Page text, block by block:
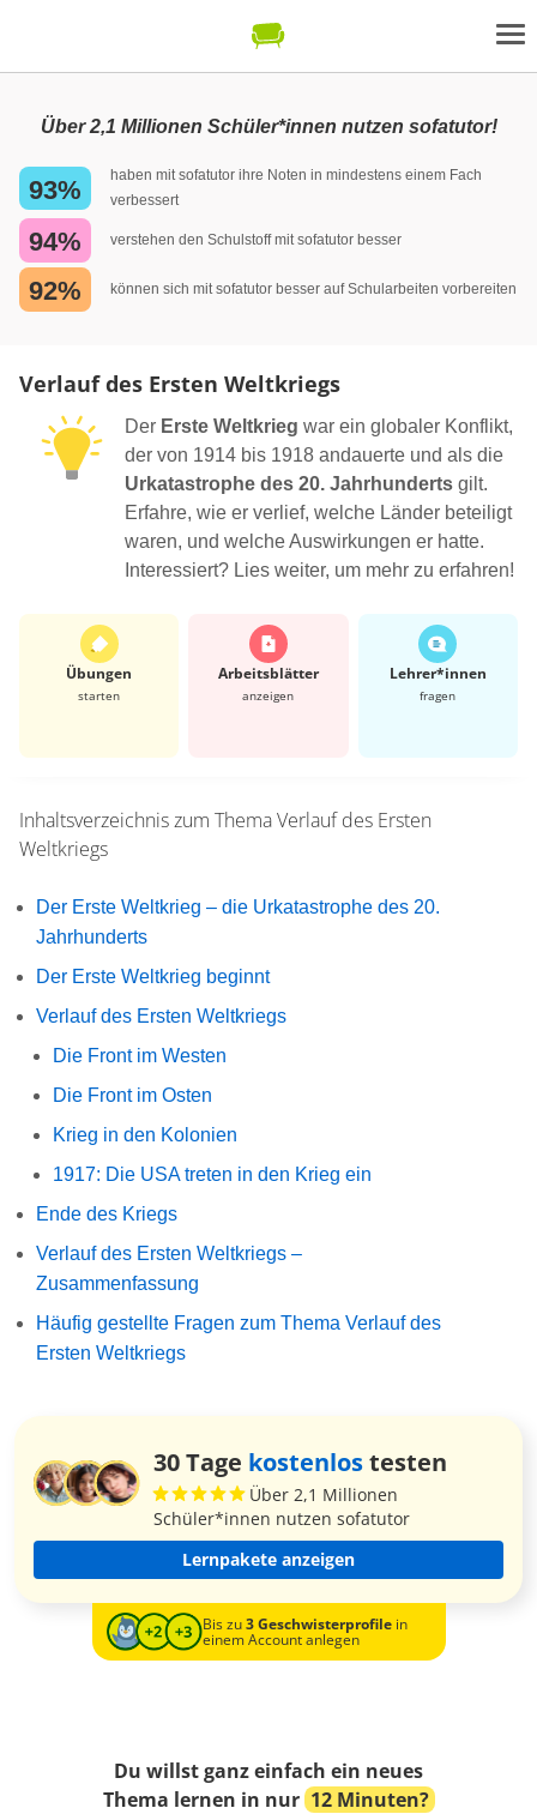
Über 2,1 Millionen Schüler*innen nutzen sofatutor!
93%
haben mit sofatutor ihre Noten in mindestens einem Fach
verbessert
94% verstehen den Schulstoff mit sofatutor besser
92% können sich mit sofatutor besser auf Schularbeiten vorbereiten
Verlauf des Ersten Weltkriegs
Der Erste Weltkrieg war ein globaler Konflikt,
der von 1914 bis 1918 andauerte und als die
Urkatastrophe des 20. Jahrhunderts gilt.
Erfahre, wie er verlief, welche Länder beteiligt
waren, und welche Auswirkungen er hatte.
Interessiert? Lies weiter, um mehr zu erfahren!
Übungen
starten
Arbeits­blätter
anzeigen
Lehrer*​innen
fragen
Inhaltsverzeichnis zum ThemaVerlauf des Ersten
Weltkriegs
Der Erste Weltkrieg – die Urkatastrophe des 20.
Jahrhunderts
Der Erste Weltkrieg beginnt
Verlauf des Ersten Weltkriegs
Die Front im Westen
Die Front im Osten
Krieg in den Kolonien
1917: Die USA treten in den Krieg ein
Ende des Kriegs
Verlauf des Ersten Weltkriegs –
Zusammenfassung
Häufig gestellte Fragen zum Thema Verlauf des
Ersten Weltkriegs
30 Tage kostenlostesten
Über 2,1 Millionen
Schüler*innen nutzen sofatutor
Lernpakete anzeigen
Bis zu3 Geschwisterprofilein
einem Account anlegen
Du willst ganz einfach ein neues
Thema lernen in nur 12 Minuten?